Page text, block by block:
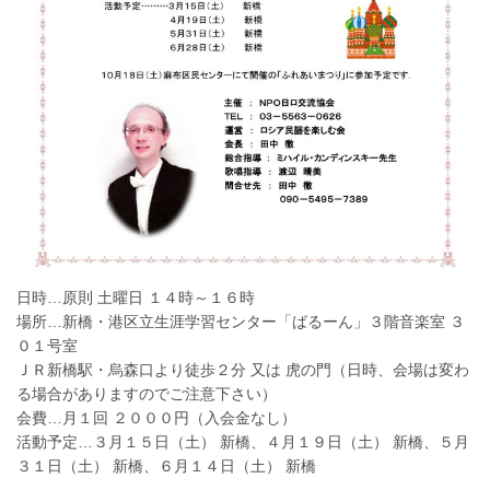
日時…原則 土曜日 １４時～１６時
場所…新橋・港区立生涯学習センター「ばるーん」３階音楽室 ３
０１号室
ＪＲ新橋駅・烏森口より徒歩２分 又は 虎の門（日時、会場は変わ
る場合がありますのでご注意下さい）
会費…月１回 ２０００円（入会金なし）
活動予定…３月１５日（土） 新橋、４月１９日（土） 新橋、５月
３１日（土） 新橋、６月１４日（土） 新橋